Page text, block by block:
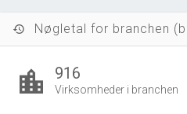
history
location_city 916
Virksomheder i branchen